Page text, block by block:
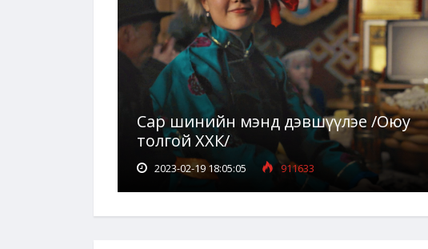
Сар шинийн мэнд дэвшүүлэе /Оюу
толгой ХХК/
2023-02-19 18:05:05 911633